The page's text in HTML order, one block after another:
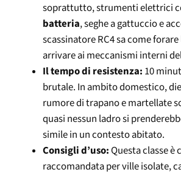
soprattutto, strumenti elettrici
batteria, seghe a gattuccio e
scassinatore RC4 sa come
arrivare ai meccanismi interni
Il tempo di resistenza: 10
brutale. In ambito domestico,
rumore di trapano e martellate
quasi nessun ladro si
simile in un contesto abitato.
Consigli d’uso:Questa classe è
raccomandata per ville isolate,